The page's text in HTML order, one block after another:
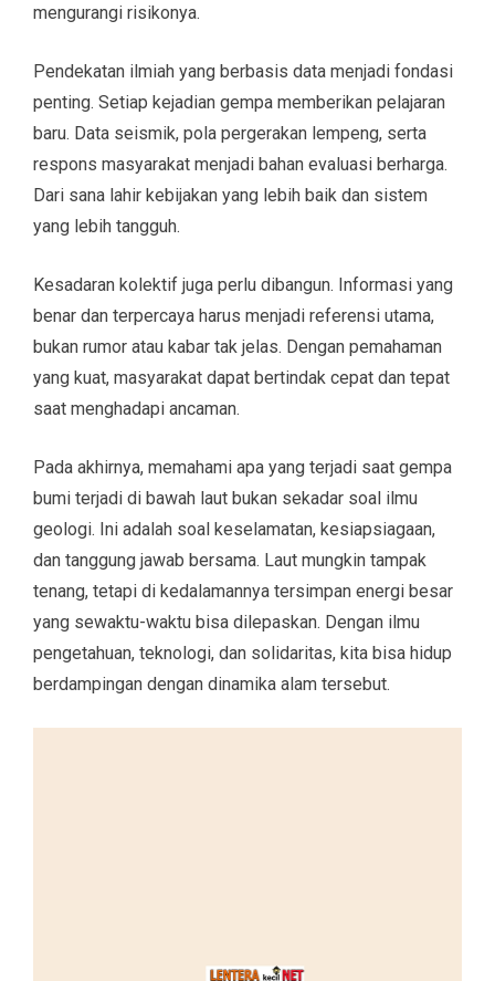
mengurangi risikonya.
Pendekatan ilmiah yang berbasis data menjadi fondasi
penting. Setiap kejadian gempa memberikan pelajaran
baru. Data seismik, pola pergerakan lempeng, serta
respons masyarakat menjadi bahan evaluasi berharga.
Dari sana lahir kebijakan yang lebih baik dan sistem
yang lebih tangguh.
Kesadaran kolektif juga perlu dibangun. Informasi yang
benar dan terpercaya harus menjadi referensi utama,
bukan rumor atau kabar tak jelas. Dengan pemahaman
yang kuat, masyarakat dapat bertindak cepat dan tepat
saat menghadapi ancaman.
Pada akhirnya, memahami apa yang terjadi saat gempa
bumi terjadi di bawah laut bukan sekadar soal ilmu
geologi. Ini adalah soal keselamatan, kesiapsiagaan,
dan tanggung jawab bersama. Laut mungkin tampak
tenang, tetapi di kedalamannya tersimpan energi besar
yang sewaktu-waktu bisa dilepaskan. Dengan ilmu
pengetahuan, teknologi, dan solidaritas, kita bisa hidup
berdampingan dengan dinamika alam tersebut.